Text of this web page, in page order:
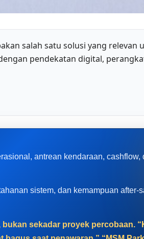
salah satu solusi yang relevan
pendekatan digital,
antrean kendaraan, cashflow,
sistem, dan kemampuan after-
sekadar proyek percobaan.